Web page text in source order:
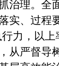
治理。全
实、过程
力，以
从严督导